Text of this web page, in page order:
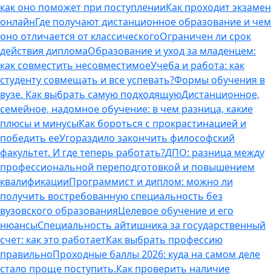
как оно поможет при поступленииКак проходит экзамен
онлайнГде получают дистанционное образование и чем
оно отличается от классическогоОграничен ли срок
действия дипломаОбразование и уход за младенцем:
как совместить несовместимоеУчеба и работа: как
студенту совмещать и все успевать?Формы обучения в
вузе. Как выбрать самую подходящуюДистанционное,
семейное, надомное обучение: в чем разница, какие
плюсы и минусыКак бороться с прокрастинацией и
победить ееУгораздило закончить философский
факультет. И где теперь работать?ДПО: разница между
профессиональной переподготовкой и повышением
квалификацииПрограммист и диплом: можно ли
получить востребованную специальность без
вузовского образованияЦелевое обучение и его
нюансыСпециальность айтишника за государственный
счет: как это работаетКак выбрать профессию
правильноПроходные баллы 2026: куда на самом деле
стало проще поступить.Как проверить наличие